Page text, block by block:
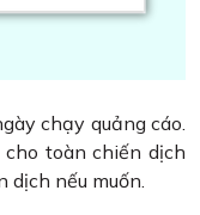
chạy quảng cáo.
toàn chiến dịch
dịch nếu muốn.